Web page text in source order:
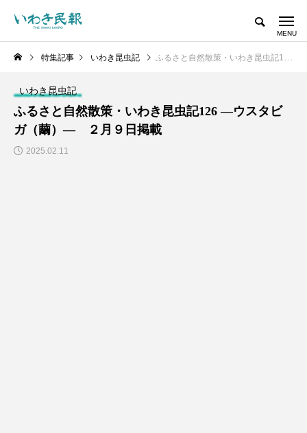
特集記事 いわき昆虫記 ふるさと自然散策・いわき昆虫記126 ―ウスタビガ（繭）― ２月９日掲載
いわき昆虫記
ふるさと自然散策・いわき昆虫記126 ―ウスタビ
ガ（繭）― ２月９日掲載
2025.02.11